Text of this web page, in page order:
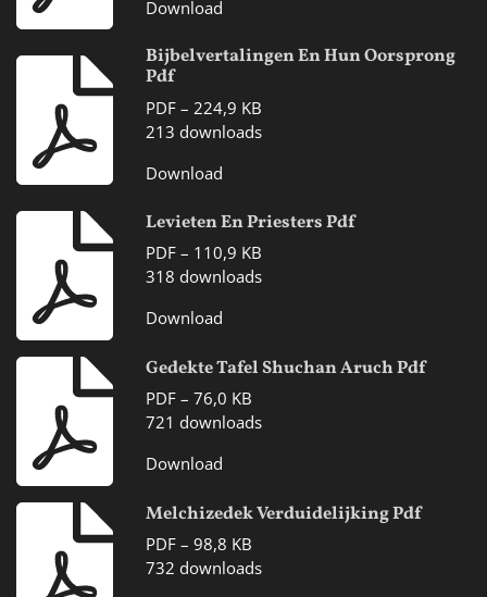
Download
Bijbelvertalingen En Hun Oorsprong
Pdf
PDF – 224,9 KB
213 downloads
Download
Levieten En Priesters Pdf
PDF – 110,9 KB
318 downloads
Download
Gedekte Tafel Shuchan Aruch Pdf
PDF – 76,0 KB
721 downloads
Download
Melchizedek Verduidelijking Pdf
PDF – 98,8 KB
732 downloads